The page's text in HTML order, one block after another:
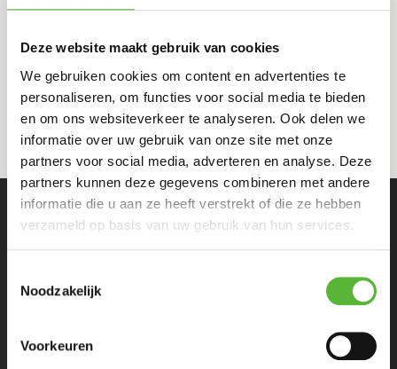
Deze website maakt gebruik van cookies
We gebruiken cookies om content en advertenties te
personaliseren, om functies voor social media te bieden
en om ons websiteverkeer te analyseren. Ook delen we
informatie over uw gebruik van onze site met onze
partners voor social media, adverteren en analyse. Deze
partners kunnen deze gegevens combineren met andere
informatie die u aan ze heeft verstrekt of die ze hebben
verzameld op basis van uw gebruik van hun services.
Noodzakelijk
Voorkeuren
Filter Sorteer
Eenpersoons maaltijden